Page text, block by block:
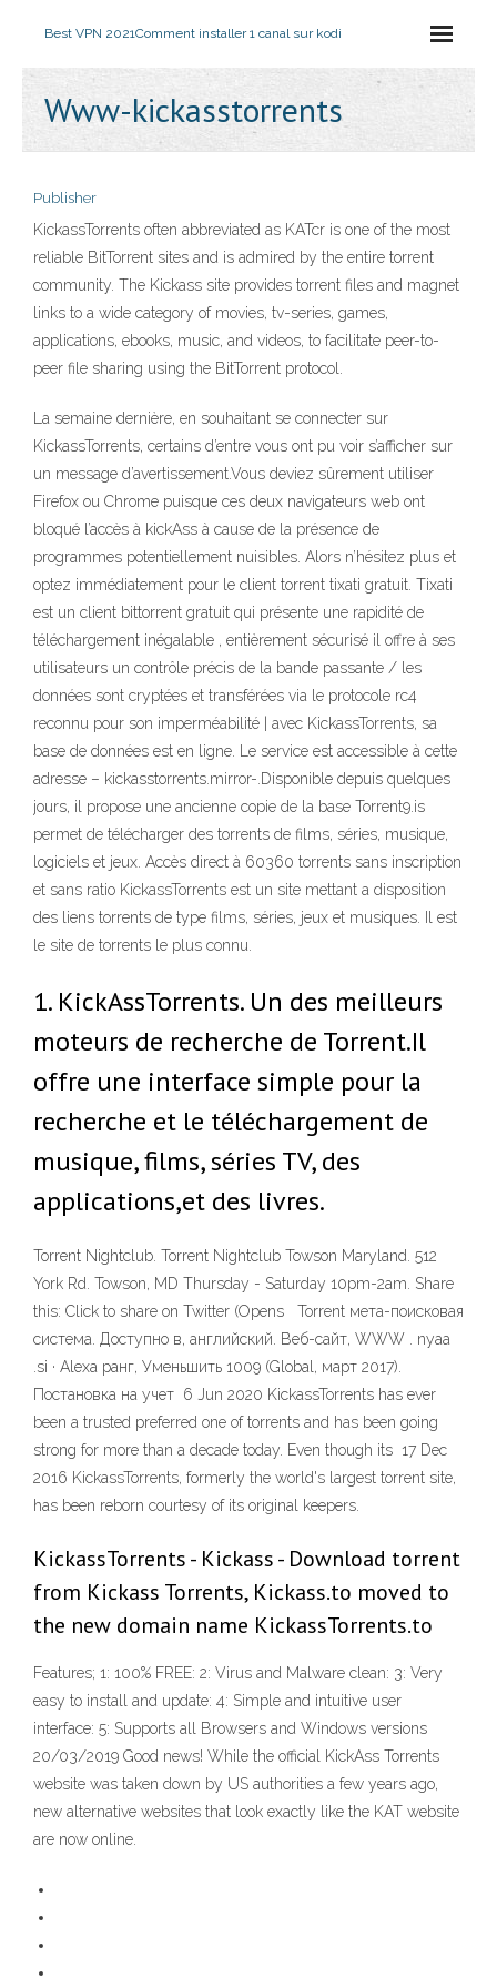
Best VPN 2021Comment installer 1 canal sur kodi
Www-kickasstorrents
Publisher
KickassTorrents often abbreviated as KATcr is one of the most
reliable BitTorrent sites and is admired by the entire torrent
community. The Kickass site provides torrent files and magnet
links to a wide category of movies, tv-series, games,
applications, ebooks, music, and videos, to facilitate peer-to-
peer file sharing using the BitTorrent protocol.
La semaine dernière, en souhaitant se connecter sur
KickassTorrents, certains d’entre vous ont pu voir s’afficher sur
un message d’avertissement.Vous deviez sûrement utiliser
Firefox ou Chrome puisque ces deux navigateurs web ont
bloqué l’accès à kickAss à cause de la présence de
programmes potentiellement nuisibles. Alors n’hésitez plus et
optez immédiatement pour le client torrent tixati gratuit. Tixati
est un client bittorrent gratuit qui présente une rapidité de
téléchargement inégalable , entièrement sécurisé il offre à ses
utilisateurs un contrôle précis de la bande passante / les
données sont cryptées et transférées via le protocole rc4
reconnu pour son imperméabilité | avec KickassTorrents, sa
base de données est en ligne. Le service est accessible à cette
adresse – kickasstorrents.mirror-.Disponible depuis quelques
jours, il propose une ancienne copie de la base Torrent9.is
permet de télécharger des torrents de films, séries, musique,
logiciels et jeux. Accès direct à 60360 torrents sans inscription
et sans ratio KickassTorrents est un site mettant a disposition
des liens torrents de type films, séries, jeux et musiques. Il est
le site de torrents le plus connu.
1. KickAssTorrents. Un des meilleurs
moteurs de recherche de Torrent.Il
offre une interface simple pour la
recherche et le téléchargement de
musique, films, séries TV, des
applications,et des livres.
Torrent Nightclub. Torrent Nightclub Towson Maryland. 512
York Rd. Towson, MD Thursday - Saturday 10pm-2am. Share
this: Click to share on Twitter (Opens Torrent мета-поисковая
система. Доступно в, английский. Веб-сайт, WWW . nyaa
.si · Alexa ранг, Уменьшить 1009 (Global, март 2017).
Постановка на учет 6 Jun 2020 KickassTorrents has ever
been a trusted preferred one of torrents and has been going
strong for more than a decade today. Even though its 17 Dec
2016 KickassTorrents, formerly the world's largest torrent site,
has been reborn courtesy of its original keepers.
KickassTorrents - Kickass - Download torrent
from Kickass Torrents, Kickass.to moved to
the new domain name KickassTorrents.to
Features; 1: 100% FREE: 2: Virus and Malware clean: 3: Very
easy to install and update: 4: Simple and intuitive user
interface: 5: Supports all Browsers and Windows versions
20/03/2019 Good news! While the official KickAss Torrents
website was taken down by US authorities a few years ago,
new alternative websites that look exactly like the KAT website
are now online.